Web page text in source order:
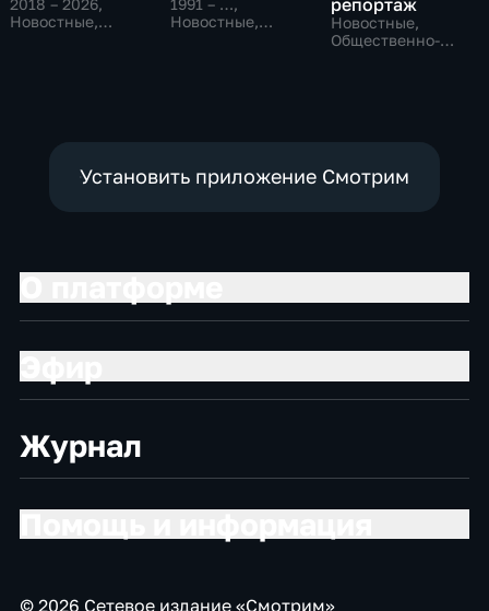
Новостные,
Новостные,
Новостные,
Общественно-
Установить приложение Смотрим
Журнал
© 2026 Сетевое издание «Смотрим»